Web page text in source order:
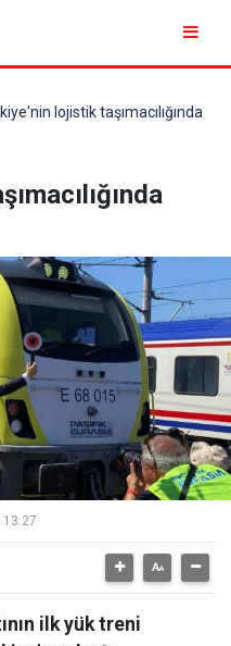
lojistik taşımacılığında
ilk yük treni